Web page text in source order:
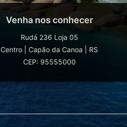
Venha nos conhecer
Rudá 236 Loja 05
Centro
Capão da Canoa
RS
CEP: 95555000